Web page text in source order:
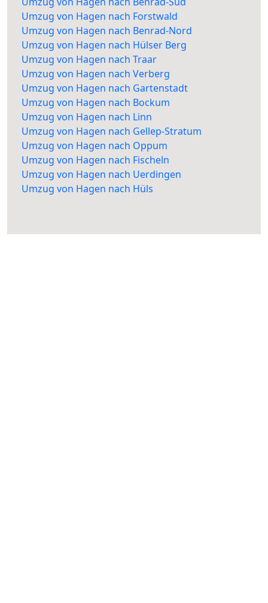
Umzug von Hagen nach Forstwald
Umzug von Hagen nach Benrad-Nord
Umzug von Hagen nach Hülser Berg
Umzug von Hagen nach Traar
Umzug von Hagen nach Verberg
Umzug von Hagen nach Gartenstadt
Umzug von Hagen nach Bockum
Umzug von Hagen nach Linn
Umzug von Hagen nach Gellep-Stratum
Umzug von Hagen nach Oppum
Umzug von Hagen nach Fischeln
Umzug von Hagen nach Uerdingen
Umzug von Hagen nach Hüls